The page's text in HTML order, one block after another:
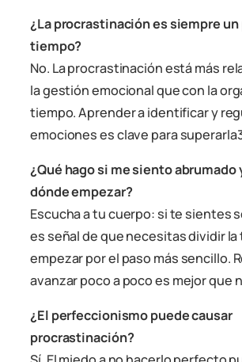
¿La procrastinación es siempre
tiempo?
No. La procrastinación está más
la gestión emocional que con la
tiempo. Aprender a identificar y
emociones es clave para superarla
¿Qué hago si me siento abrumado
dónde empezar?
Escucha a tu cuerpo: si te sientes
es señal de que necesitas dividir la
empezar por el paso más sencillo.
avanzar poco a poco es mejor que
¿El perfeccionismo puede causar
procrastinación?